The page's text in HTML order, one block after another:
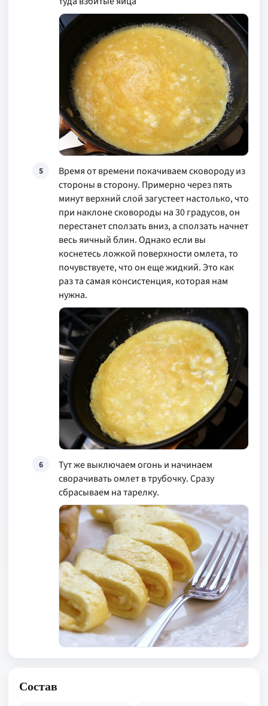
5
Время от времени покачиваем сковороду из
стороны в сторону. Примерно через пять
минут верхний слой загустеет настолько, что
при наклоне сковороды на 30 градусов, он
перестанет сползать вниз, а сползать начнет
весь яичный блин. Однако если вы
коснетесь ложкой поверхности омлета, то
почувствуете, что он еще жидкий. Это как
раз та самая консистенция, которая нам
нужна.
6
Тут же выключаем огонь и начинаем
сворачивать омлет в трубочку. Сразу
сбрасываем на тарелку.
Состав